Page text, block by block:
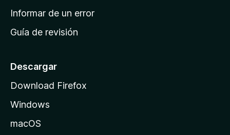
n
c
o
e
M
Informar de un error
Guía de revisión
Descargar
Download Firefox
Windows
macOS